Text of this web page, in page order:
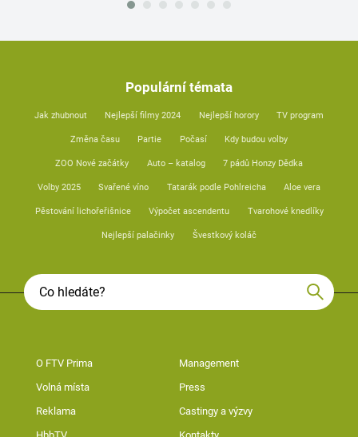
Populární témata
Jak zhubnout Nejlepší filmy 2024 Nejlepší horory TV program
Změna času Partie Počasí Kdy budou volby
ZOO Nové začátky Auto – katalog 7 pádů Honzy Dědka
Volby 2025 Svařené víno Tatarák podle Pohlreicha Aloe vera
Pěstování lichořeřišnice Výpočet ascendentu Tvarohové knedlíky
Nejlepší palačinky Švestkový koláč
O FTV Prima Management
Volná místa Press
Reklama Castingy a výzvy